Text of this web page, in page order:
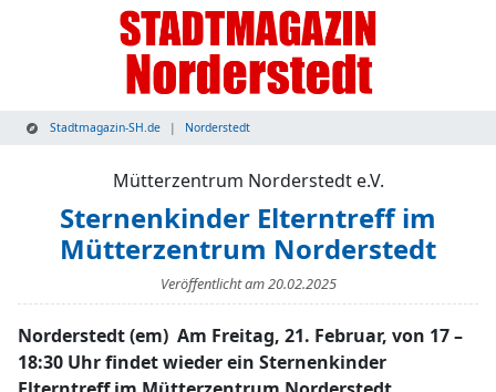
Stadtmagazin-SH.de Norderstedt
Mütterzentrum Norderstedt e.V.
Sternenkinder Elterntreff im
Mütterzentrum Norderstedt
Veröffentlicht am20.02.2025
Norderstedt (em) Am Freitag, 21. Februar, von 17 –
18:30 Uhr findet wieder ein Sternenkinder